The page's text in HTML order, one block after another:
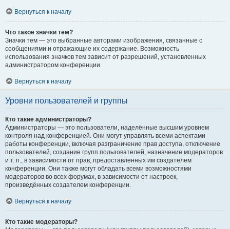
Вернуться к началу
Что такое значки тем?
Значки тем — это выбранные авторами изображения, связанные с
сообщениями и отражающие их содержание. Возможность
использования значков тем зависит от разрешений, установленных
администратором конференции.
Вернуться к началу
Уровни пользователей и группы
Кто такие администраторы?
Администраторы — это пользователи, наделённые высшим уровнем
контроля над конференцией. Они могут управлять всеми аспектами
работы конференции, включая разграничение прав доступа, отключение
пользователей, создание групп пользователей, назначение модераторов
и т. п., в зависимости от прав, предоставленных им создателем
конференции. Они также могут обладать всеми возможностями
модераторов во всех форумах, в зависимости от настроек,
произведённых создателем конференции.
Вернуться к началу
Кто такие модераторы?